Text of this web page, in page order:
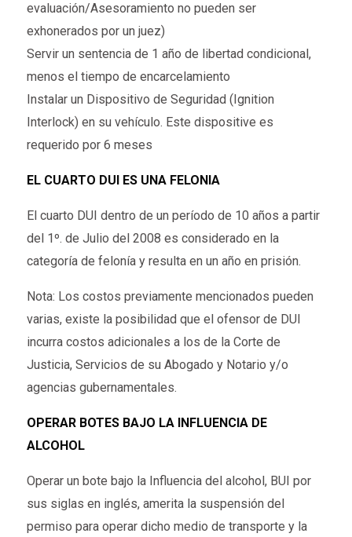
evaluación/Asesoramiento no pueden ser
exhonerados por un juez)
Servir un sentencia de 1 año de libertad condicional,
menos el tiempo de encarcelamiento
Instalar un Dispositivo de Seguridad (Ignition
Interlock) en su vehículo. Este dispositive es
requerido por 6 meses
EL CUARTO DUI ES UNA FELONIA
El cuarto DUI dentro de un período de 10 años a partir
del 1º. de Julio del 2008 es considerado en la
categoría de felonía y resulta en un año en prisión.
Nota: Los costos previamente mencionados pueden
varias, existe la posibilidad que el ofensor de DUI
incurra costos adicionales a los de la Corte de
Justicia, Servicios de su Abogado y Notario y/o
agencias gubernamentales.
OPERAR BOTES BAJO LA INFLUENCIA DE
ALCOHOL
Operar un bote bajo la Influencia del alcohol, BUI por
sus siglas en inglés, amerita la suspensión del
permiso para operar dicho medio de transporte y la